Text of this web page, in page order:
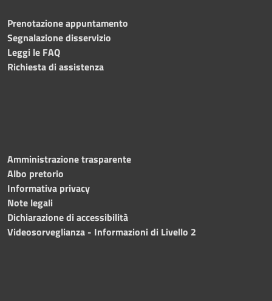
Prenotazione appuntamento
Segnalazione disservizio
Leggi le FAQ
Richiesta di assistenza
Amministrazione trasparente
Albo pretorio
Informativa privacy
Note legali
Dichiarazione di accessibilità
Videosorveglianza - Informazioni di Livello 2